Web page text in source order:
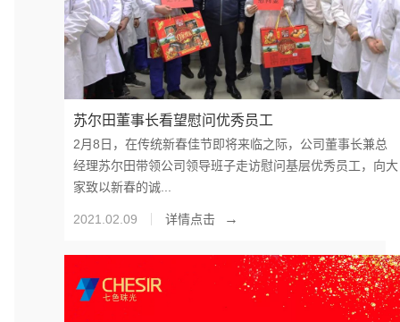
苏尔田董事长看望慰问优秀员工
2月8日，在传统新春佳节即将来临之际，公司董事长兼总
经理苏尔田带领公司领导班子走访慰问基层优秀员工，向大
家致以新春的诚...
2021.02.09 详情点击 →